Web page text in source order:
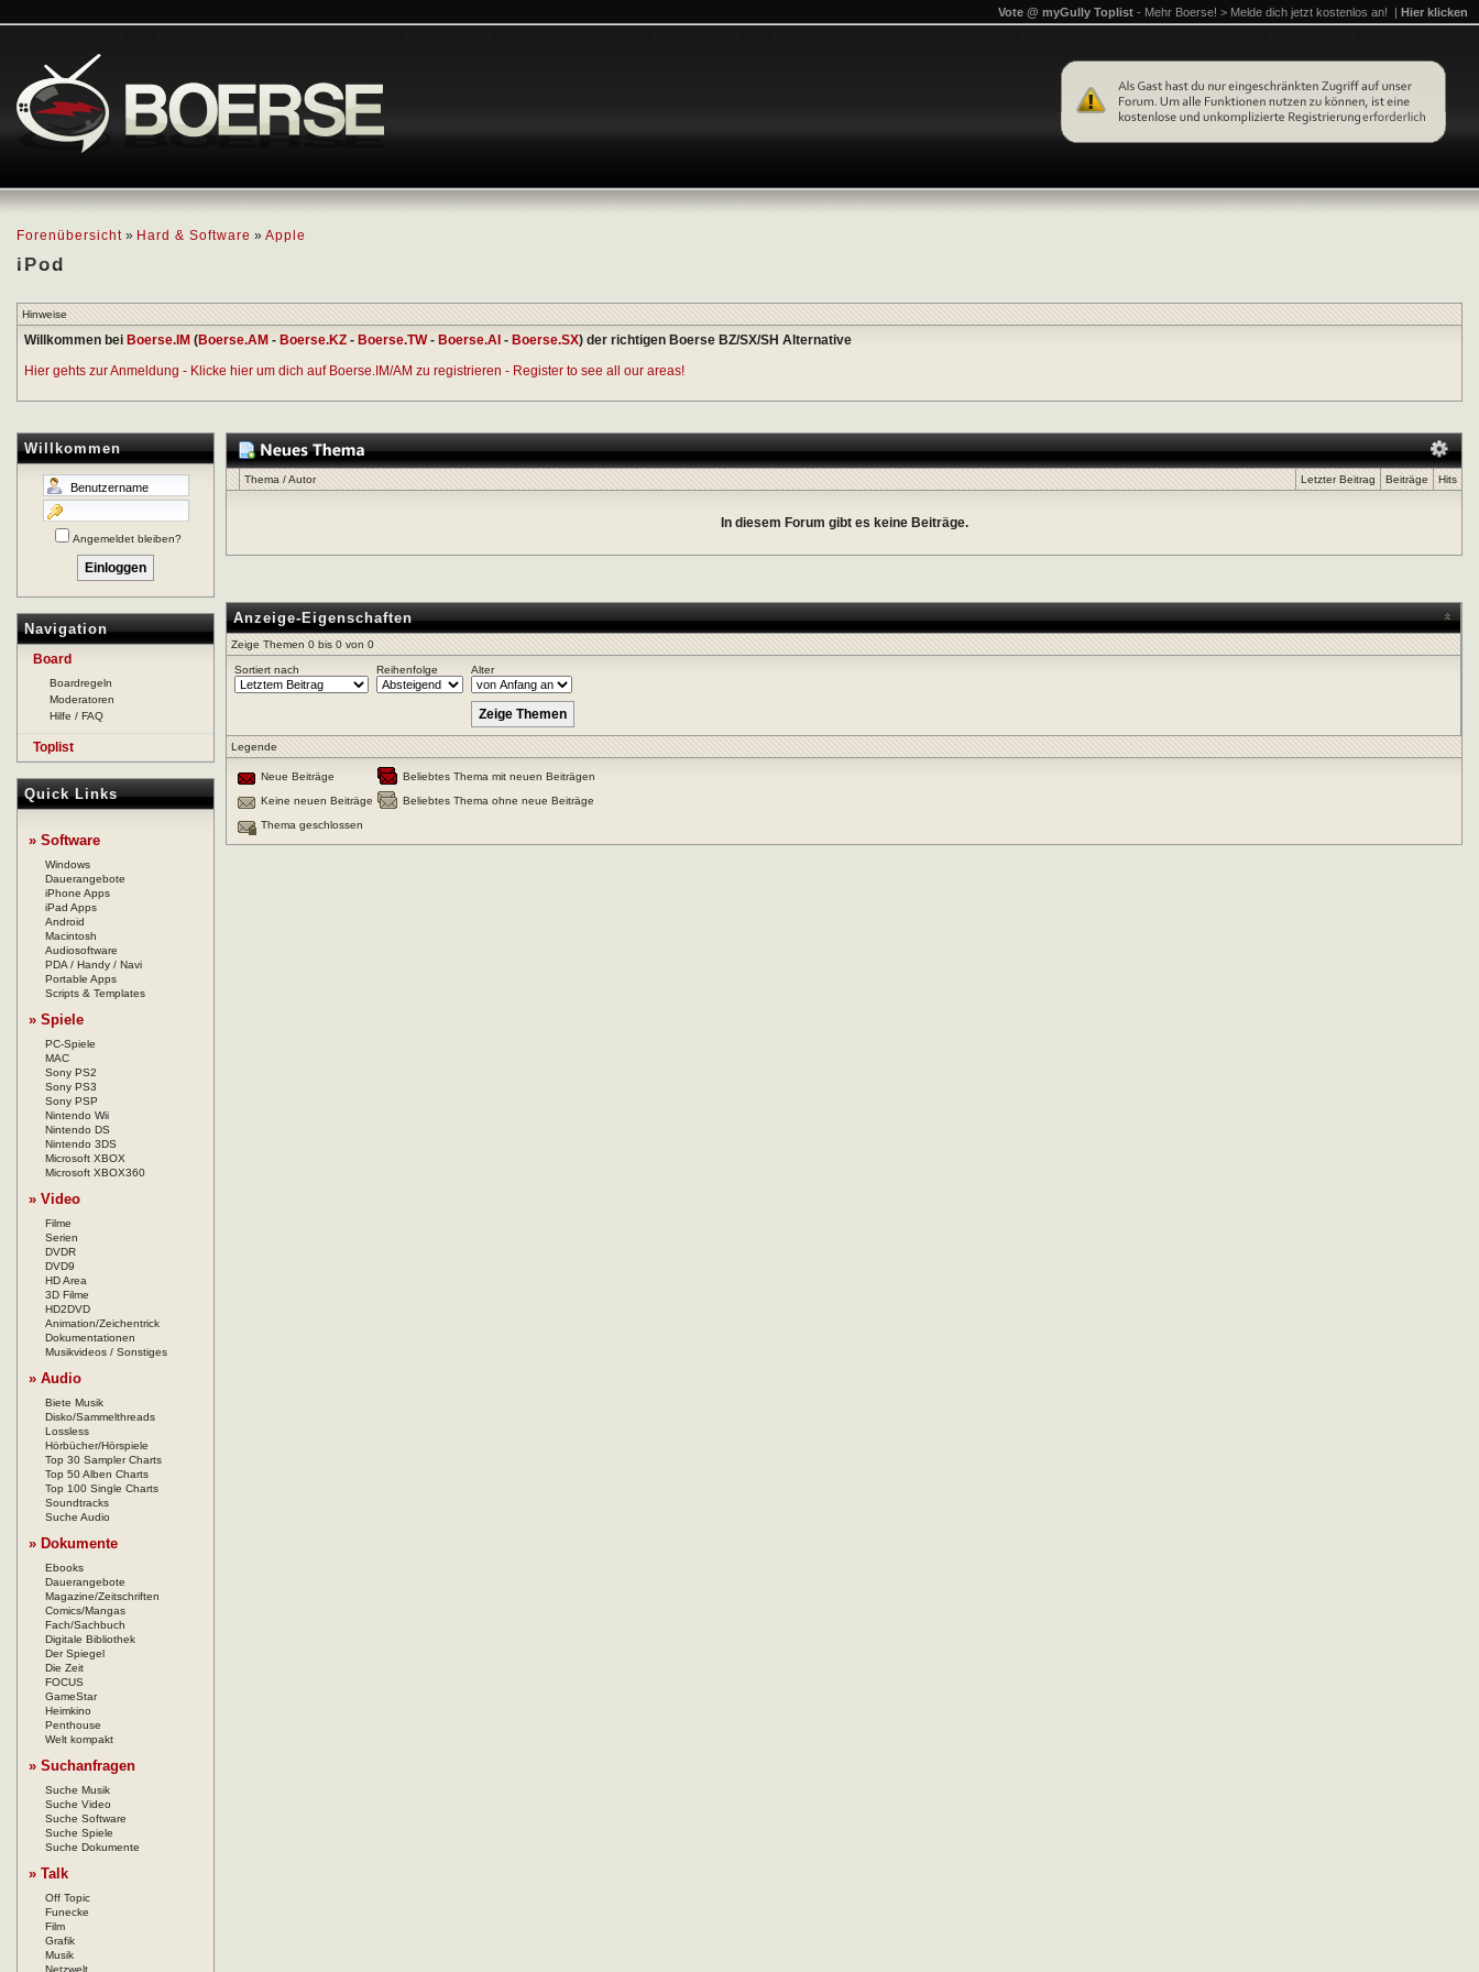
Forenübersicht » Hard & Software » Apple
iPod
Vote @ myGully Toplist - Mehr Boerse! > Melde dich jetzt kostenlos an! | Hier klicken
Hinweise
Willkommen bei Boerse.IM (Boerse.AM - Boerse.KZ - Boerse.TW- Boerse.AI - Boerse.SX) der richtigen Boerse BZ/SX/SH Alternative
Hier gehts zur Anmeldung - Klicke hier um dich auf Boerse.IM/AM zu registrieren - Register to see all our areas!
Willkommen
Angemeldet bleiben?
Navigation
Board
Boardregeln
Moderatoren
Hilfe / FAQ
Toplist
Quick Links
» Software
Windows
Dauerangebote
iPhone Apps
iPad Apps
Android
Macintosh
Audiosoftware
PDA / Handy / Navi
Portable Apps
Scripts & Templates
» Spiele
PC-Spiele
MAC
Sony PS2
Sony PS3
Sony PSP
Nintendo Wii
Nintendo DS
Nintendo 3DS
Microsoft XBOX
Microsoft XBOX360
» Video
Filme
Serien
DVDR
DVD9
HD Area
3D Filme
HD2DVD
Animation/Zeichentrick
Dokumentationen
Musikvideos / Sonstiges
» Audio
Biete Musik
Disko/Sammelthreads
Lossless
Hörbücher/Hörspiele
Top 30 Sampler Charts
Top 50 Alben Charts
Top 100 Single Charts
Soundtracks
Suche Audio
» Dokumente
Ebooks
Dauerangebote
Magazine/Zeitschriften
Comics/Mangas
Fach/Sachbuch
Digitale Bibliothek
Der Spiegel
Die Zeit
FOCUS
GameStar
Heimkino
Penthouse
Welt kompakt
» Suchanfragen
Suche Musik
Suche Video
Suche Software
Suche Spiele
Suche Dokumente
» Talk
Off Topic
Funecke
Film
Grafik
Musik
Thema/Autor Letzter Beitrag Beiträge Hits
In diesem Forum gibt es keine Beiträge.
Anzeige-Eigenschaften
Zeige Themen 0 bis 0 von 0
Sortiert nach Reihenfolge Alter
Legende
Neue Beiträge
Beliebtes Thema mit neuen Beiträgen
Keine neuen Beiträge
Beliebtes Thema ohne neue Beiträge
Thema geschlossen